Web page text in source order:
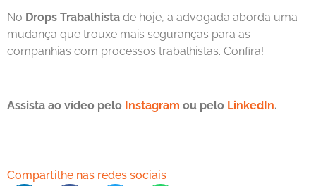
No Drops Trabalhista de hoje, a advogada aborda uma
mudança que trouxe mais seguranças para as
companhias com processos trabalhistas. Confira!
Assista ao vídeo pelo Instagram ou pelo LinkedIn.
Compartilhe nas redes sociais